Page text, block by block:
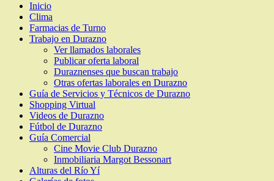
Inicio
Clima
Farmacias de Turno
Trabajo en Durazno
Ver llamados laborales
Publicar oferta laboral
Duraznenses que buscan trabajo
Otras ofertas laborales en Durazno
Guía de Servicios y Técnicos de Durazno
Shopping Virtual
Videos de Durazno
Fútbol de Durazno
Guía Comercial
Cine Movie Club Durazno
Inmobiliaria Margot Bessonart
Alturas del Río Yí